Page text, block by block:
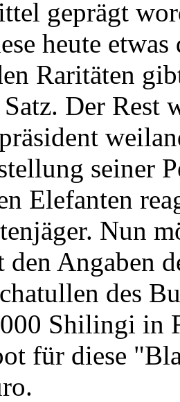
geprägt
heute
Raritäten
Der Rest
seiner
Elefanten
Nun
den Angaben
des
Shilingi in
für diese